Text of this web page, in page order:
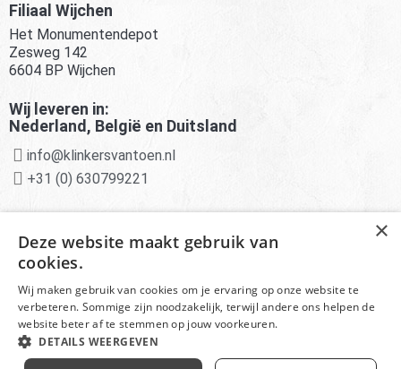
Filiaal Wijchen
Het Monumentendepot
Zesweg 142
6604 BP Wijchen
Wij leveren in:
Nederland, België en Duitsland
info@klinkersvantoen.nl
+31 (0) 630799221
Deskundige klantenservice
© Het Monumentendepot onderdeel van
×
Deze website maakt gebruik van
cookies.
Wij maken gebruik van cookies om je ervaring op onze website te
verbeteren. Sommige zijn noodzakelijk, terwijl andere ons helpen de
website beter af te stemmen op jouw voorkeuren.
DETAILS WEERGEVEN